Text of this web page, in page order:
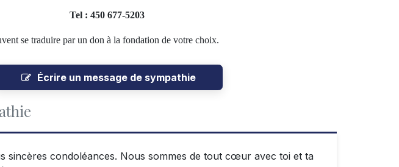
Tel : 450 677-5203
se traduire par un don à la fondation de votre choix.
Écrire un message de sympathie
sincères condoléances. Nous sommes de tout cœur avec toi et ta